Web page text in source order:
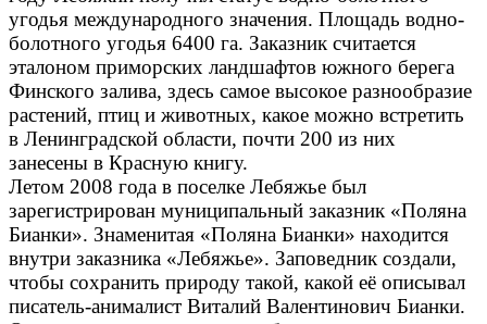
угодья международного значения. Площадь водно-
болотного угодья 6400 га. Заказник считается
эталоном приморских ландшафтов южного берега
Финского залива, здесь самое высокое разнообразие
растений, птиц и животных, какое можно встретить
в Ленинградской области, почти 200 из них
занесены в Красную книгу.
Летом 2008 года в поселке Лебяжье был
зарегистрирован муниципальный заказник «Поляна
Бианки». Знаменитая «Поляна Бианки» находится
внутри заказника «Лебяжье». Заповедник создали,
чтобы сохранить природу такой, какой её описывал
писатель-анималист Виталий Валентинович Бианки.